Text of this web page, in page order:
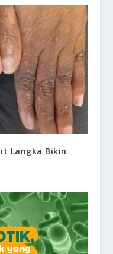
Langka Bikin